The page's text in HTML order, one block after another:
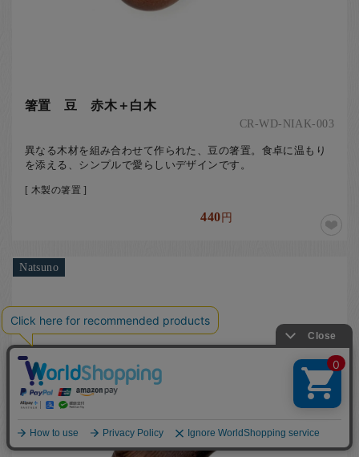
箸置 豆 赤木＋白木
CR-WD-NIAK-003
異なる木材を組み合わせて作られた、豆の箸置。食卓に温もり
を添える、シンプルで愛らしいデザインです。
[ 木製の箸置 ]
440円
Natsuno